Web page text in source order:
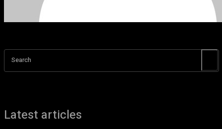
Search
Latest articles